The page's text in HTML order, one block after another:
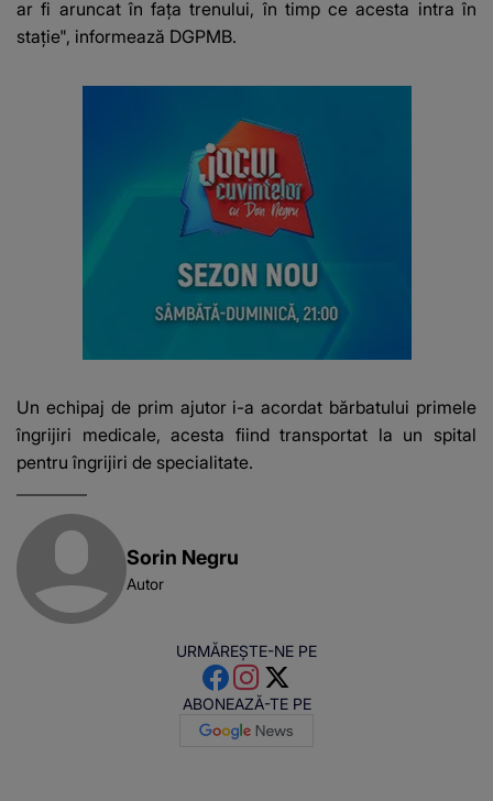
ar fi aruncat în faţa trenului, în timp ce acesta intra în
staţie", informează DGPMB.
Un echipaj de prim ajutor i-a acordat bărbatului primele
îngrijiri medicale, acesta fiind transportat la un spital
pentru îngrijiri de specialitate.
Sorin Negru
Autor
URMĂREȘTE-NE PE
ABONEAZĂ-TE PE